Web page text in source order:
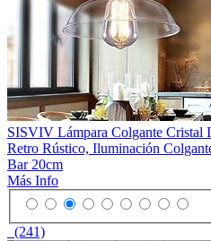
SISVIV Lámpara Colgante Cristal
Retro Rústico, Iluminación
Bar 20cm
Más Info
(241)